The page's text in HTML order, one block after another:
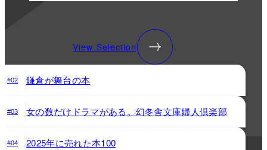
View Selection
#02 鎌倉が舞台の本
#03 女の数だけドラマがある。幻冬舎文庫婦人倶楽部
#04 2025年に売れた本100